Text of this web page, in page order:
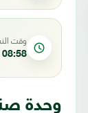
وقت
08:58 م
وحدة